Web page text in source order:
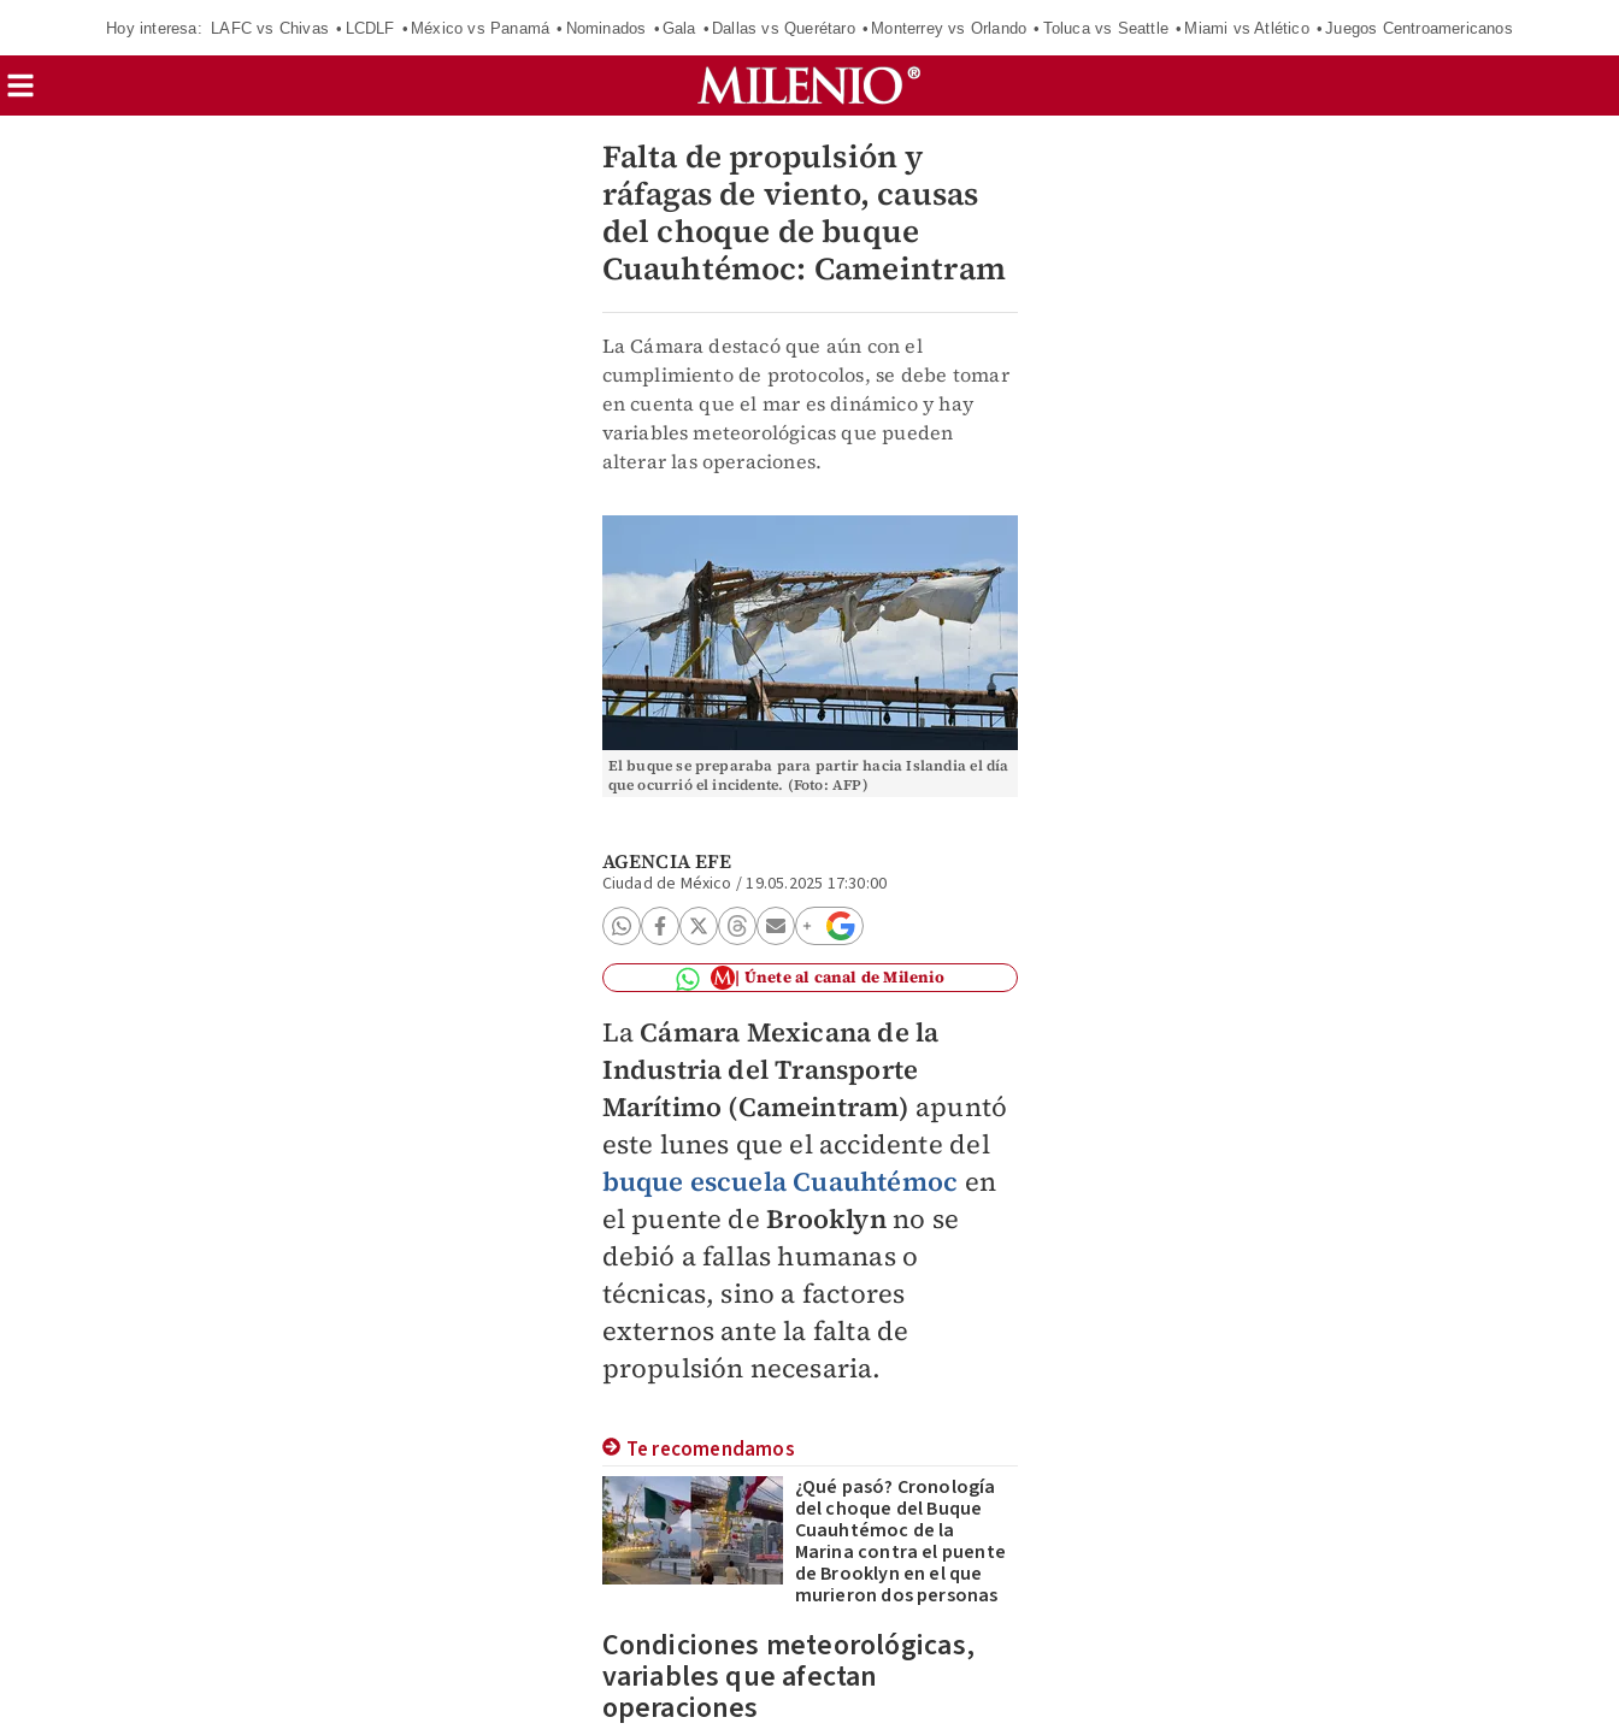
Hoy interesa: LAFC vs Chivas LCDLF México vs Panamá Nominados Gala Dallas vs Querétaro Monterrey vs Orlando Toluca vs Seattle Miami vs Atlético Juegos Centroamericanos
Falta de propulsión y
ráfagas de viento, causas
del choque de buque
Cuauhtémoc: Cameintram
La Cámara destacó que aún con el
cumplimiento de protocolos, se debe tomar
en cuenta que el mar es dinámico y hay
variables meteorológicas que pueden
alterar las operaciones.
El buque se preparaba para partir hacia Islandia el día
que ocurrió el incidente. (Foto: AFP)
AGENCIA EFE
Ciudad de México /19.05.2025 17:30:00
Únete al canal de Milenio
La Cámara Mexicana de la
Industria del Transporte
Marítimo (Cameintram) apuntó
este lunes que el accidente del
buque escuela Cuauhtémoc en
el puente de Brooklynno se
debió a fallas humanas o
técnicas, sino a factores
externos ante la falta de
propulsión necesaria.
Te recomendamos
¿Qué pasó? Cronología
del choque del Buque
Cuauhtémoc de la
Marina contra el puente
de Brooklyn en el que
murieron dos personas
Condiciones meteorológicas,
variables que afectan
operaciones